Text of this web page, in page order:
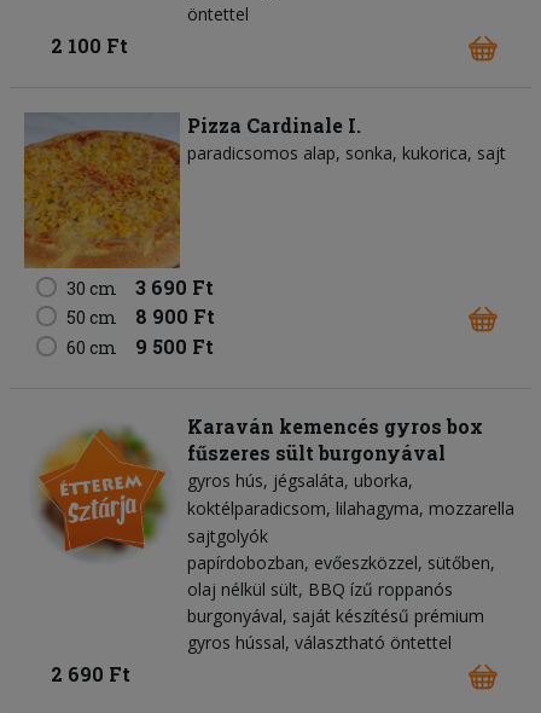
öntettel
2 100 Ft
Pizza Cardinale I.
paradicsomos alap sonka kukorica sajt
30 cm 3 690 Ft
50 cm 8 900 Ft
60 cm 9 500 Ft
Karaván kemencés gyros box
fűszeres sült burgonyával
gyros hús jégsaláta uborka
koktélparadicsom lilahagyma mozzarella
sajtgolyók
papírdobozban, evőeszközzel, sütőben,
olaj nélkül sült, BBQ ízű roppanós
burgonyával, saját készítésű prémium
gyros hússal, választható öntettel
2 690 Ft